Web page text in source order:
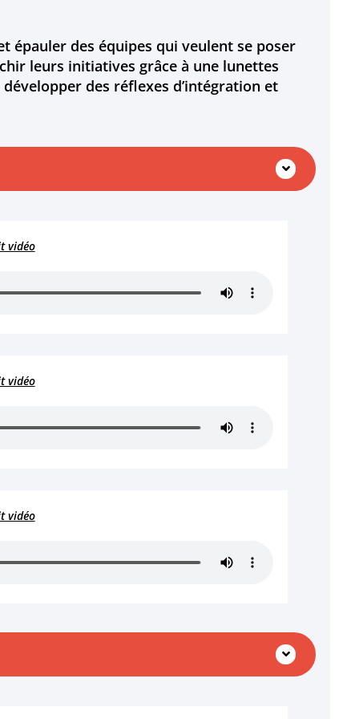
épauler des équipes qui veulent se poser
leurs initiatives grâce à une lunettes
des réflexes d’intégration et
vidéo
vidéo
vidéo